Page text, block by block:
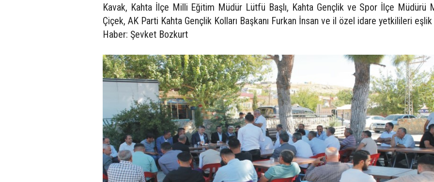
Kavak, Kahta İlçe Milli Eğitim Müdür Lütfü Başlı, Kahta Gençlik ve Spor İlçe Müdürü
Çiçek, AK Parti Kahta Gençlik Kolları Başkanı Furkan İnsan ve il özel idare yetkilileri
Haber: Şevket Bozkurt